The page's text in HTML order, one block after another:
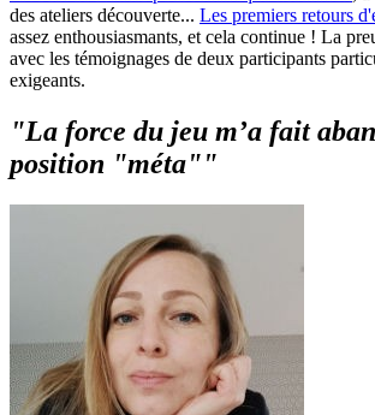
des ateliers découverte... Les premiers retours
assez enthousiasmants, et cela continue ! La
avec les témoignages de deux participants
exigeants.
"La force du jeu m’a fait
position "méta""